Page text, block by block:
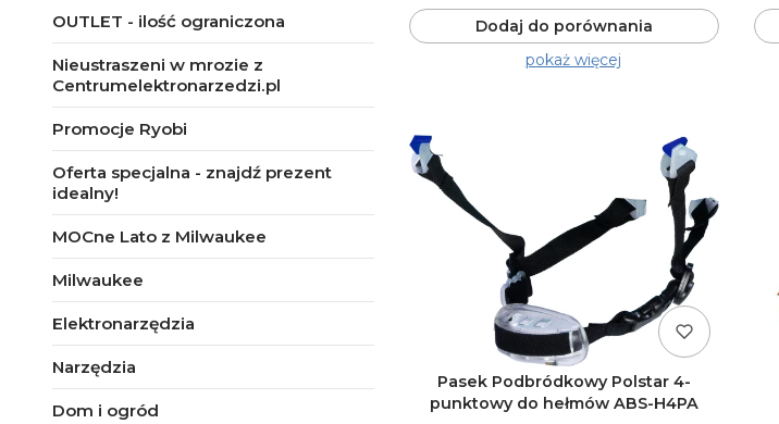
OUTLET - ilość ograniczona
Nieustraszeni w mrozie z
Centrumelektronarzedzi.pl
Promocje Ryobi
Oferta specjalna - znajdź prezent
idealny!
MOCne Lato z Milwaukee
Milwaukee
Elektronarzędzia
Narzędzia
Dom i ogród
Dodaj do porównania
pokaż więcej
Pasek Podbródkowy Polstar 4-
punktowy do hełmów ABS-H4PA